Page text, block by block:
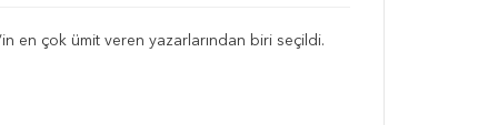
en çok ümit veren yazarlarından biri seçildi.